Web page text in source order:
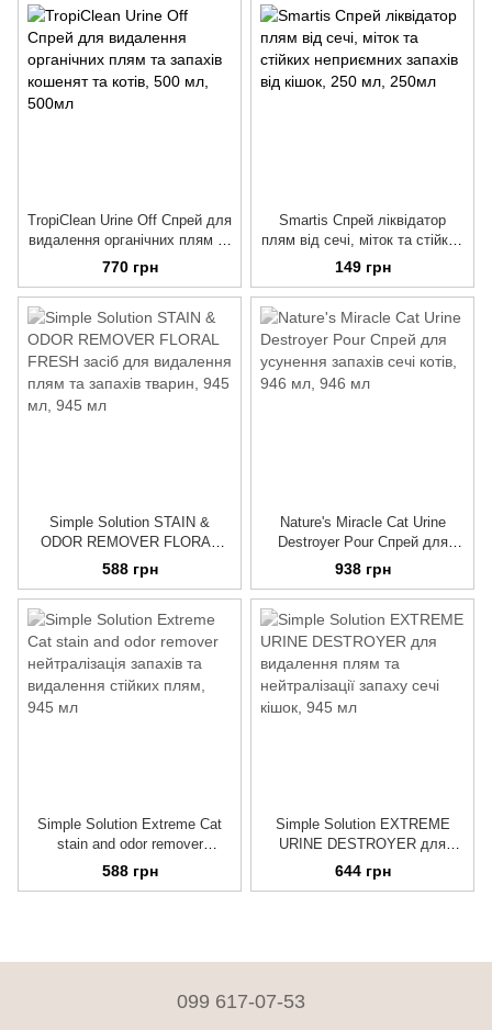
TropiClean Urine Off Спрей для
видалення органічних плям та
запахів кошенят та котів, 500
770 грн
Smartis Спрей ліквідатор
плям від сечі, міток та стійких
неприємних запахів від кішок,
250 мл
149 грн
Simple Solution STAIN &
ODOR REMOVER FLORAL
FRESH засіб для видалення
плям та запахів тварин, 945
мл
588 грн
Nature's Miracle Cat Urine
Destroyer Pour Спрей для
усунення запахів сечі котів,
946 мл
938 грн
Simple Solution Extreme Cat
stain and odor remover
нейтралізація запахів та
видалення стійких плям
588 грн
Simple Solution EXTREME
URINE DESTROYER для
видалення плям та
нейтралізації запаху сечі
644 грн
099 617-07-53